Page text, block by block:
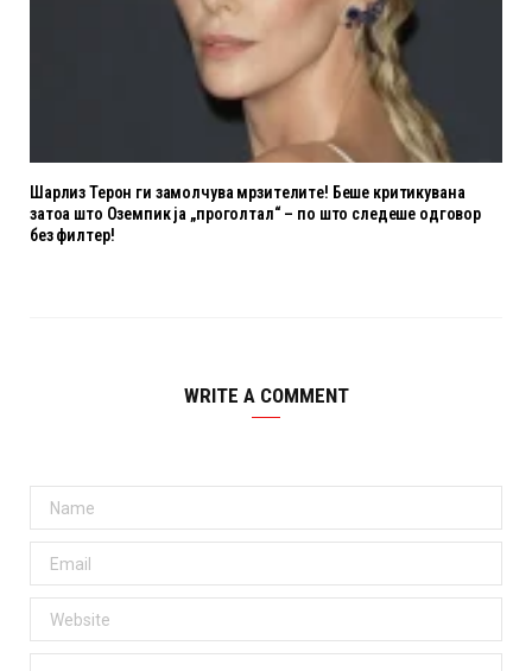
Шарлиз Терон ги замолчува мрзителите! Беше критикувана
затоа што Оземпик ја „проголтал“ – по што следеше одговор
без филтер!
WRITE A COMMENT